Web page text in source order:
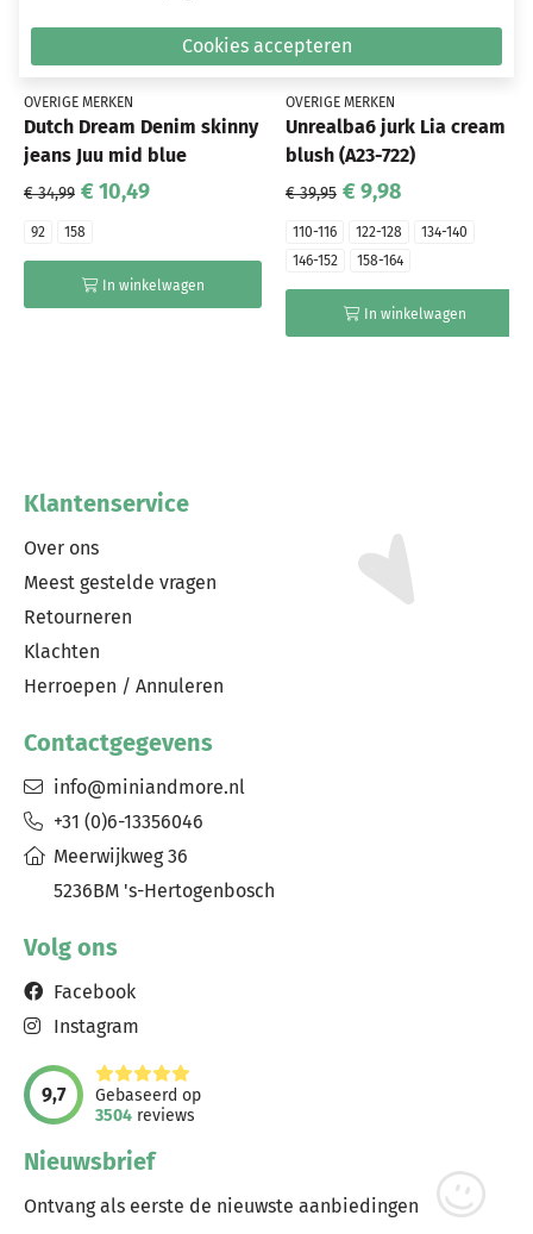
OVERIGE MERKEN
Dutch Dream Denim skinny
jeans Juu mid blue
€ 34,99 € 10,49
92 158
In winkelwagen
OVERIGE MERKEN
Unrealba6 jurk Lia cream
blush (A23-722)
€ 39,95 € 9,98
110-116 122-128
134-140
146-152
158-164
In winkelwagen
Klantenservice
Over ons
Meest gestelde vragen
Retourneren
Klachten
Herroepen / Annuleren
Contactgegevens
info@miniandmore.nl
+31 (0)6-13356046
Meerwijkweg 36
5236BM 's-Hertogenbosch
Volg ons
Facebook
Instagram
9,7
Gebaseerd op
3504 reviews
Nieuwsbrief
Ontvang als eerste de nieuwste aanbiedingen
Cookies accepteren